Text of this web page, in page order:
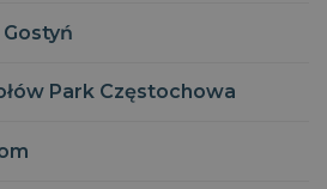
Park Częstochowa